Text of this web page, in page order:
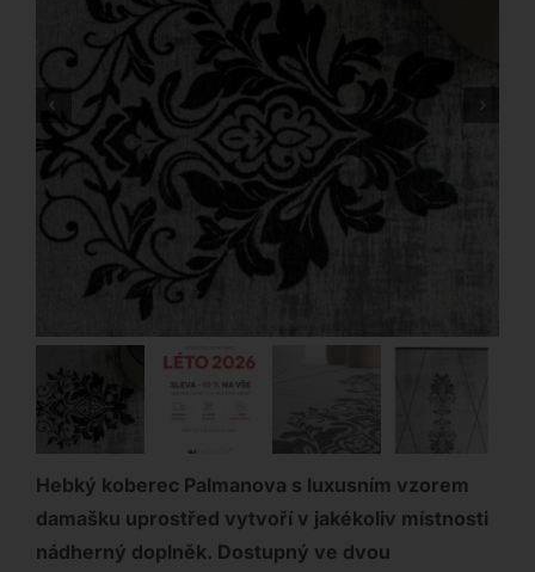
Hebký koberec Palmanova s luxusním vzorem
damašku uprostřed vytvoří v jakékoliv místnosti
nádherný doplněk. Dostupný ve dvou